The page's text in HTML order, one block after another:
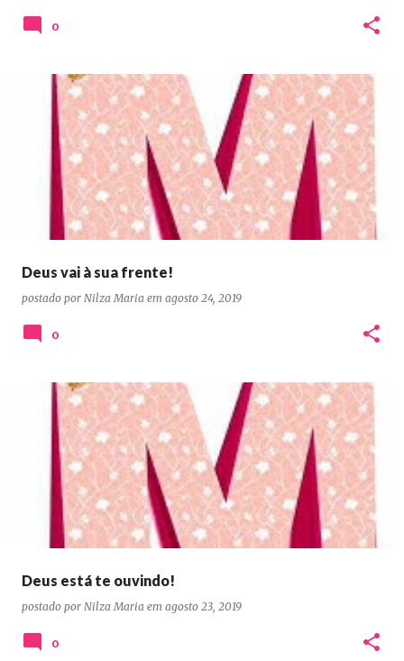
0
Deus vai à sua frente!
postado por Nilza Maria em agosto 24, 2019
0
Deus está te ouvindo!
postado por Nilza Maria em agosto 23, 2019
0